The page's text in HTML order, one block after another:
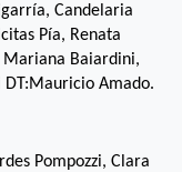
Candelaria
Pía, Renata
Mariana Baiardini,
Amado.
Pompozzi, Clara